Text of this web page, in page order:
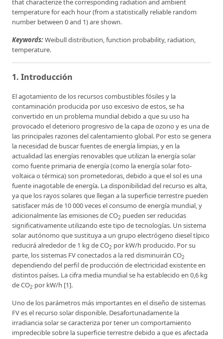
that characterize the corresponding radiation and ambient
temperature for each hour (from a statistically reliable random
number between 0 and 1) are shown.
Keywords:Weibull distribution, function probability, radiation,
temperature.
1. Introducción
El agotamiento de los recursos combustibles fósiles y la
contaminación producida por uso excesivo de estos, se ha
convertido en un problema mundial debido a que su uso ha
provocado el deterioro progresivo de la capa de ozono y es una de
las principales razones del calentamiento global. Por esto se genera
la necesidad de buscar fuentes de energía limpias, y en la
actualidad las energías renovables que utilizan la energía solar
como fuente primaria de energía (como la energía solar foto-
voltaica o térmica) son prometedoras, debido a que el sol es una
fuente inagotable de energía. La disponibilidad del recurso es alta,
ya que los rayos solares que llegan a la superficie terrestre pueden
satisfacer más de 10 000 veces el consumo de energía mundial, y
adicionalmente las emisiones de CO2 pueden ser reducidas
significativamente utilizando este tipo de tecnologías. Un sistema
solar autónomo que sustituya a un grupo electrógeno diesel típico
reducirá alrededor de 1 kg de CO2 por kW/h producido. Por su
parte, los sistemas FV conectados a la red disminuirán CO2
dependiendo del perfil de producción de electricidad existente en
distintos países. La cifra media mundial se ha establecido en 0,6 kg
de CO2 por kW/h [1].
Uno de los parámetros más importantes en el diseño de sistemas
FV es el recurso solar disponible. Desafortunadamente la
irradiancia solar se caracteriza por tener un comportamiento
impredecible sobre la superficie terrestre debido a que es afectada